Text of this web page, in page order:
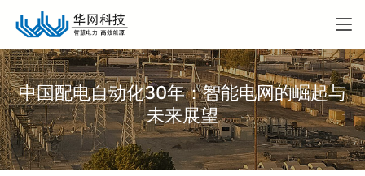
中国配电自动化30年：智能电网的崛起与
未来展望